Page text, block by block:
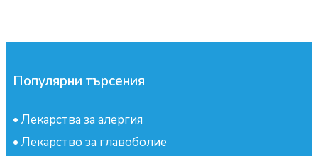
Популярни търсения
• Лекарства за алергия
• Лекарство за главоболие